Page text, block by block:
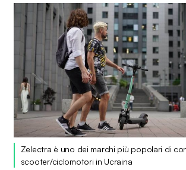
Zelectra è uno dei marchi più popolari di
scooter/ciclomotori in Ucraina